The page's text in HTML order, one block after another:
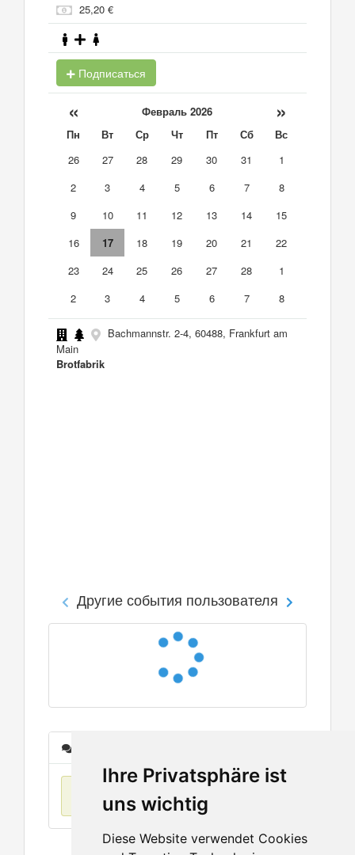
Ihre Privatsphäre ist
uns wichtig
Diese Website verwendet Cookies
25,20 €
Подписаться
« Февраль 2026 »
Пн Вт Ср Чт Пт Сб
Вс
26
27 28 29 30 31
1
2
3 4 5 6 7
8
9
10 11 12 13 14
15
16
17 18 19 20 21
22
23
24 25 26 27 28
1
2
3 4 5 6 7 8
Bachmannstr. 2-4, 60488, Frankfurt am
Main
Brotfabrik
Другие события пользователя